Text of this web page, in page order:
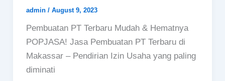
admin / August 9, 2023
Pembuatan PT Terbaru Mudah & Hematnya
POPJASA! Jasa Pembuatan PT Terbaru di
Makassar – Pendirian Izin Usaha yang paling
diminati